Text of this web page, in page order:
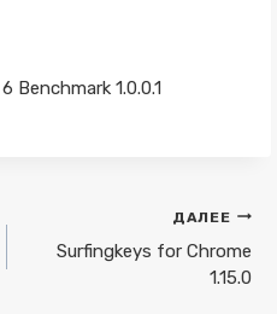
Benchmark 1.0.0.1
ДАЛЕЕ
Surfingkeys for Chrome
1.15.0